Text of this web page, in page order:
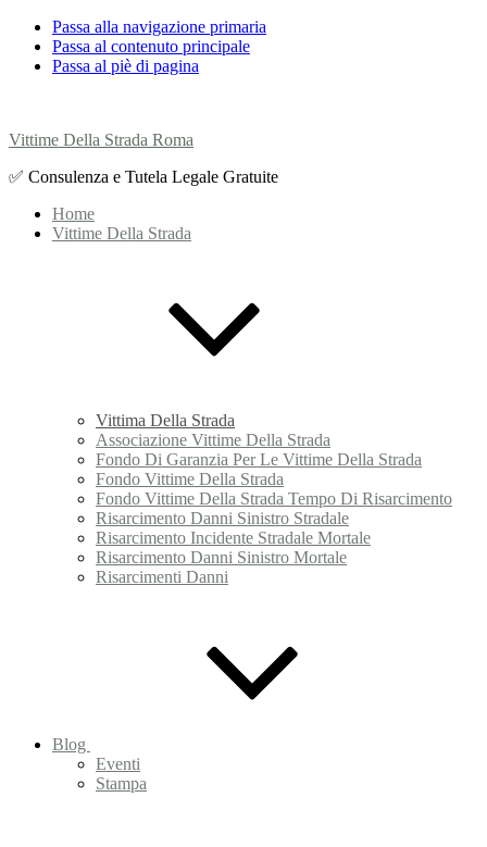
Passa alla navigazione primaria
Passa al contenuto principale
Passa al piè di pagina
Vittime Della Strada Roma
✅ Consulenza e Tutela Legale Gratuite
Home
Vittime Della Strada
Vittima Della Strada
Associazione Vittime Della Strada
Fondo Di Garanzia Per Le Vittime Della Strada
Fondo Vittime Della Strada
Fondo Vittime Della Strada Tempo Di Risarcimento
Risarcimento Danni Sinistro Stradale
Risarcimento Incidente Stradale Mortale
Risarcimento Danni Sinistro Mortale
Risarcimenti Danni
Blog
Eventi
Stampa